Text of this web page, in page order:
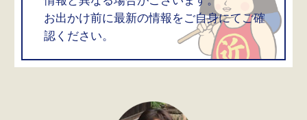
お出かけ前に最新の情報をご自身にてご確
認ください。